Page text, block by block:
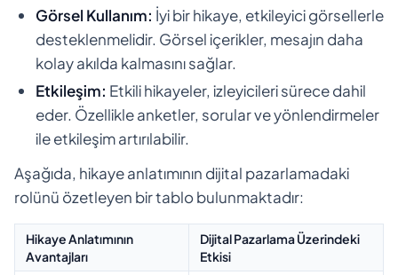
Görsel Kullanım: İyi bir hikaye, etkileyici görsellerle
desteklenmelidir. Görsel içerikler, mesajın daha
kolay akılda kalmasını sağlar.
Etkileşim: Etkili hikayeler, izleyicileri sürece dahil
eder. Özellikle anketler, sorular ve yönlendirmeler
ile etkileşim artırılabilir.
Aşağıda, hikaye anlatımının dijital pazarlamadaki
rolünü özetleyen bir tablo bulunmaktadır:
Hikaye Anlatımının
Avantajları
Dijital Pazarlama Üzerindeki
Etkisi